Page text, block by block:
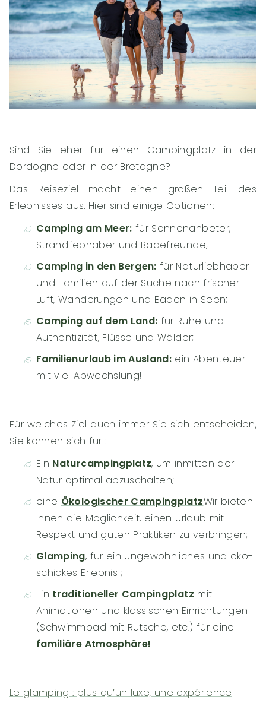
Sind Sie eher für einen Campingplatz in der
Dordogne oder in der Bretagne?
Das Reiseziel macht einen großen Teil des
Erlebnisses aus. Hier sind einige Optionen:
Camping am Meer: für Sonnenanbeter,
Strandliebhaber und Badefreunde;
Camping in den Bergen: für Naturliebhaber
und Familien auf der Suche nach frischer
Luft, Wanderungen und Baden in Seen;
Camping auf dem Land: für Ruhe und
Authentizität, Flüsse und Wälder;
Familienurlaub im Ausland: ein Abenteuer
mit viel Abwechslung!
Für welches Ziel auch immer Sie sich entscheiden,
Sie können sich für :
Ein Naturcampingplatz, um inmitten der
Natur optimal abzuschalten;
eine Ökologischer CampingplatzWir bieten
Ihnen die Möglichkeit, einen Urlaub mit
Respekt und guten Praktiken zu verbringen;
Glamping, für ein ungewöhnliches und öko-
schickes Erlebnis ;
Ein traditioneller Campingplatz mit
Animationen und klassischen Einrichtungen
(Schwimmbad mit Rutsche, etc.) für eine
familiäre Atmosphäre!
Le glamping : plus qu’un luxe, une expérience